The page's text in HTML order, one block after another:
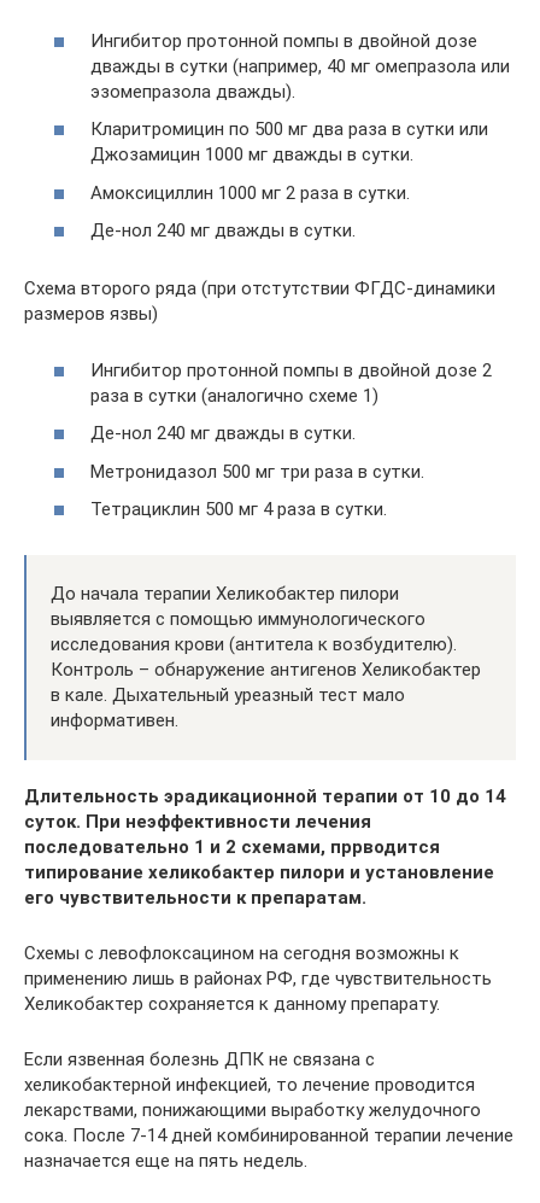
Ингибитор протонной помпы в двойной дозе
дважды в сутки (например, 40 мг омепразола или
эзомепразола дважды).
Кларитромицин по 500 мг два раза в сутки или
Джозамицин 1000 мг дважды в сутки.
Амоксициллин 1000 мг 2 раза в сутки.
Де-нол 240 мг дважды в сутки.
Схема второго ряда (при отстутствии ФГДС-динамики
размеров язвы)
Ингибитор протонной помпы в двойной дозе 2
раза в сутки (аналогично схеме 1)
Де-нол 240 мг дважды в сутки.
Метронидазол 500 мг три раза в сутки.
Тетрациклин 500 мг 4 раза в сутки.
До начала терапии Хеликобактер пилори
выявляется с помощью иммунологического
исследования крови (антитела к возбудителю).
Контроль – обнаружение антигенов Хеликобактер
в кале. Дыхательный уреазный тест мало
информативен.
Длительность эрадикационной терапии от 10 до 14
суток. При неэффективности лечения
последовательно 1 и 2 схемами, пррводится
типирование хеликобактер пилори и установление
его чувствительности к препаратам.
Схемы с левофлоксацином на сегодня возможны к
применению лишь в районах РФ, где чувствительность
Хеликобактер сохраняется к данному препарату.
Если язвенная болезнь ДПК не связана с
хеликобактерной инфекцией, то лечение проводится
лекарствами, понижающими выработку желудочного
сока. После 7-14 дней комбинированной терапии лечение
назначается еще на пять недель.